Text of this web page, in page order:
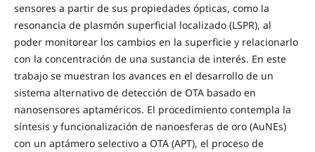
sensores a partir de sus propiedades ópticas, como la
resonancia de plasmón superficial localizado (LSPR), al
poder monitorear los cambios en la superficie y relacionarlo
con la concentración de una sustancia de interés. En este
trabajo se muestran los avances en el desarrollo de un
sistema alternativo de detección de OTA basado en
nanosensores aptaméricos. El procedimiento contempla la
síntesis y funcionalización de nanoesferas de oro (AuNEs)
con un aptámero selectivo a OTA (APT), el proceso de